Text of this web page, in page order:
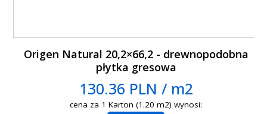
Origen Natural 20,2×66,2 - drewnopodobna
płytka gresowa
130.36 PLN / m2
cena za 1 Karton (1.20 m2) wynosi: